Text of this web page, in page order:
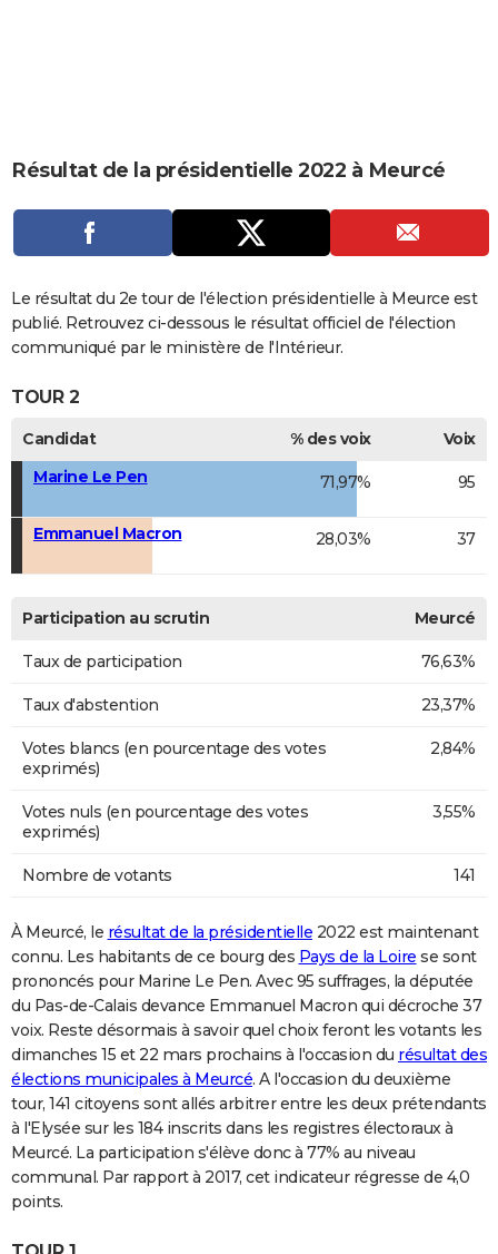
CARTE DE VOEUX
DICTIONNAIRE
Dictionnaire
Biographies
Expressions
Proverbes
PROGRAMME TV
COPAINS D'AVANT
Se connecter
Collèges
Universités
Entreprises
Service militaire
Avis de recherche
AVIS DE DÉCÈS
FORUM
Bricolage
Culture
Television
Voyage
Résultat de la présidentielle 2022 à Meurcé
Le résultat du 2e tour de l'élection présidentielle à Meurce est
publié. Retrouvez ci-dessous le résultat officiel de l'élection
communiqué par le ministère de l'Intérieur.
TOUR 2
Candidat % des voix
Voix
Marine Le Pen
71,97% 95
Emmanuel Macron 28,03% 37
Participation au scrutin Meurcé
Taux de participation 76,63%
Taux d'abstention 23,37%
Votes blancs (en pourcentage des votes
exprimés)
2,84%
Votes nuls (en pourcentage des votes
exprimés)
3,55%
Nombre de votants 141
À Meurcé, le résultat de la présidentielle 2022 est maintenant
connu. Les habitants de ce bourg des Pays de la Loire se sont
prononcés pour Marine Le Pen. Avec 95 suffrages, la députée
du Pas-de-Calais devance Emmanuel Macron qui décroche 37
voix. Reste désormais à savoir quel choix feront les votants les
dimanches 15 et 22 mars prochains à l'occasion du résultat des
élections municipales à Meurcé. A l'occasion du deuxième
tour, 141 citoyens sont allés arbitrer entre les deux prétendants
à l'Elysée sur les 184 inscrits dans les registres électoraux à
Meurcé. La participation s'élève donc à 77% au niveau
communal. Par rapport à 2017, cet indicateur régresse de 4,0
points.